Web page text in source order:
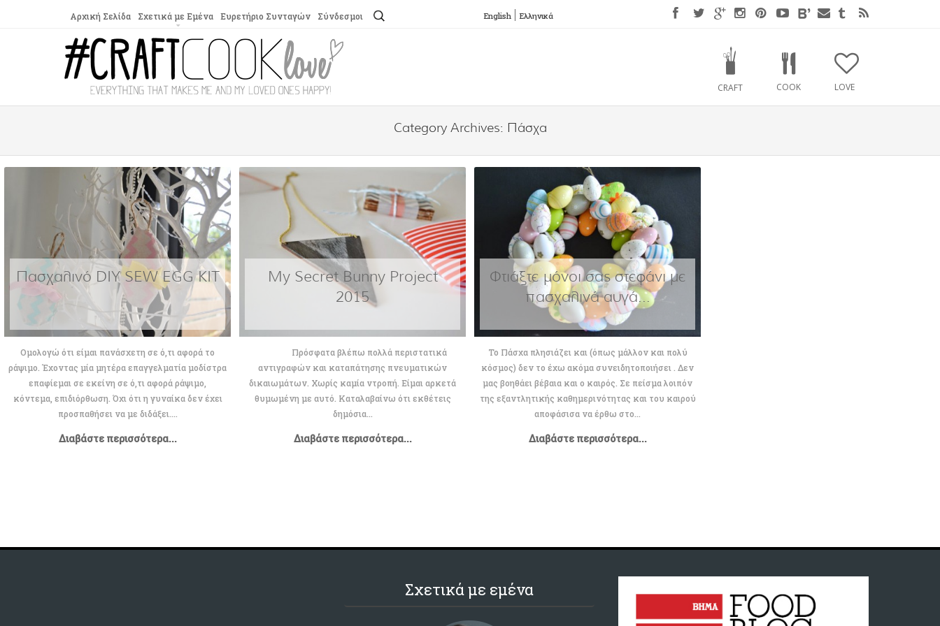
Αρχική Σελίδα Σχετικά με Εμένα Ευρετήριο Συνταγών Σύνδεσμοι
Αναζήτηση
English Ελληνικά
CRAFT COOK LOVE
Category Archives: Πάσχα
Πασχαλινό DIY SEW EGG KIT
Ομολογώ ότι είμαι πανάσχετη σε ό,τι αφορά το
ράψιμο. Έχοντας μία μητέρα επαγγελματία μοδίστρα
επαφίεμαι σε εκείνη σε ό,τι αφορά ράψιμο,
κόντεμα, επιδιόρθωση. Όχι ότι η γυναίκα δεν έχει
προσπαθήσει να με διδάξει....
Διαβάστε περισσότερα...
My Secret Bunny Project
2015
Πρόσφατα βλέπω πολλά περιστατικά
αντιγραφών και καταπάτησης πνευματικών
δικαιωμάτων. Χωρίς καμία ντροπή. Είμαι αρκετά
θυμωμένη με αυτό. Καταλαβαίνω ότι εκθέτεις
δημόσια...
Διαβάστε περισσότερα...
Φτιάξτε μόνοι σας στεφάνι με
πασχαλινά αυγά...
Το Πάσχα πλησιάζει και (όπως μάλλον και πολύ
κόσμος) δεν το έχω ακόμα συνειδητοποιήσει . Δεν
μας βοηθάει βέβαια και ο καιρός. Σε πείσμα λοιπόν
της εξαντλητικής καθημερινότητας και του καιρού
αποφάσισα να έρθω στο...
Διαβάστε περισσότερα...
Σχετικά με εμένα